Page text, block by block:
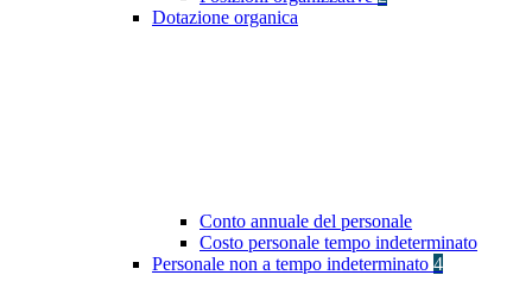
Dotazione organica
Conto annuale del personale
Costo personale tempo indeterminato
Personale non a tempo indeterminato 4